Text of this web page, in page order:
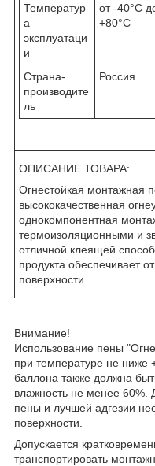
Температур
а
эксплуатаци
и
от -40°С
+80°С
Страна-
производите
ль
Россия
ОПИСАНИЕ ТОВАРА:
Огнестойкая монтажная
высококачественная
однокомпонентная
термоизоляционными и
отличной клеящей
продукта обеспечивает
поверхности.
Внимание!
Использование пены
при температуре не ниже
баллона также должна
влажность не менее 60%.
пены и лучшей адгезии
поверхности.
Допускается
транспортировать